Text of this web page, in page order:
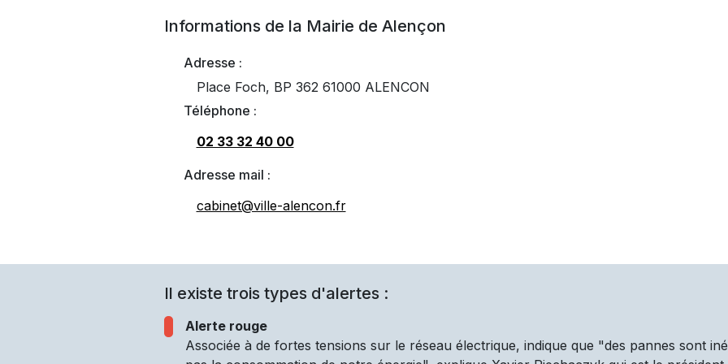
Informations de la Mairie de Alençon
Adresse :
Place Foch, BP 362 61000 ALENCON
Téléphone :
02 33 32 40 00
Adresse mail :
cabinet@ville-alencon.fr
Il existe trois types d'alertes :
Alerte rouge
Associée à de fortes tensions sur le réseau électrique, indique que "des pannes sont